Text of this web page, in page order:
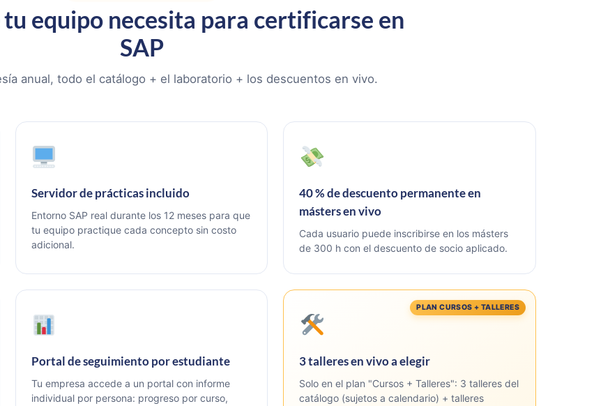
tu equipo necesita para certificarse en
SAP
anual, todo el catálogo + el laboratorio + los descuentos en vivo.
Servidor de prácticas incluido
Entorno SAP real durante los 12 meses para que
tu equipo practique cada concepto sin costo
adicional.
40 % de descuento permanente en
másters en vivo
Cada usuario puede inscribirse en los másters
de 300 h con el descuento de socio aplicado.
Portal de seguimiento por estudiante
Tu empresa accede a un portal con informe
individual por persona: progreso por curso,
PLAN CURSOS + TALLERES
3 talleres en vivo a elegir
Solo en el plan "Cursos + Talleres": 3 talleres del
catálogo (sujetos a calendario) + talleres